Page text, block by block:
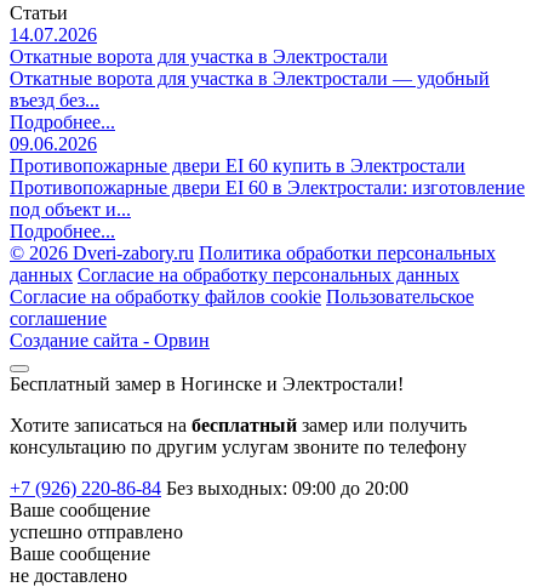
Статьи
14.07.2026
Откатные ворота для участка в Электростали
Откатные ворота для участка в Электростали — удобный
въезд без...
Подробнее...
09.06.2026
Противопожарные двери EI 60 купить в Электростали
Противопожарные двери EI 60 в Электростали: изготовление
под объект и...
Подробнее...
© 2026 Dveri-zabory.ru Политика обработки персональных
данных Согласие на обработку персональных данных
Согласие на обработку файлов cookie Пользовательское
соглашение
Создание сайта - Орвин
Бесплатный замер в Ногинске и Электростали!
Хотите записаться на бесплатный замер или получить
консультацию по другим услугам звоните по телефону
+7 (926) 220-86-84 Без выходных: 09:00 до 20:00
Ваше сообщение
успешно отправлено
Ваше сообщение
не доставлено